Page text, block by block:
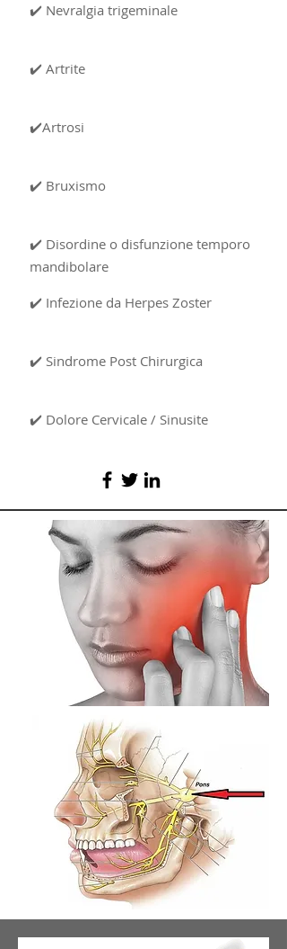
✔️ Nevralgia trigeminale
✔️ Artrite
✔️Artrosi
✔️ Bruxismo
✔️ Disordine o disfunzione temporo
mandibolare
✔️ Infezione da Herpes Zoster
✔️ Sindrome Post Chirurgica
✔️ Dolore Cervicale / Sinusite